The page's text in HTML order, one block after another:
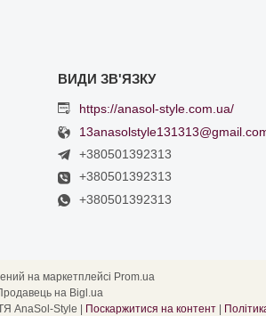
https://anasol-style.com.ua/
+380501392313
+380501392313
+380501392313
на маркетплейсі Prom.ua
на Bigl.ua
Поскаржитися на контент